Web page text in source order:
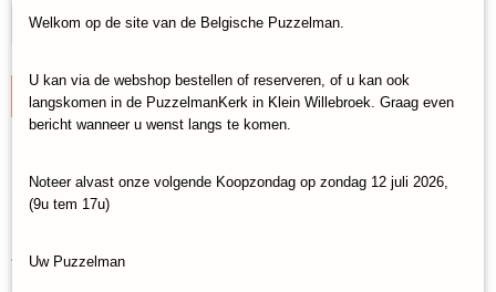
IN WINKELWAGEN
Productcode
EAN code
Omschrijving
Assembly Size: 155x62x165 mm
Welkom op de site van de Belgische Puzzelman.
U kan via de webshop bestellen of reserveren, of u kan ook
langskomen in de PuzzelmanKerk in Klein Willebroek. Graag even
bericht wanneer u wenst langs te komen.
Noteer alvast onze volgende Koopzondag op zondag 12 juli 2026,
(9u tem 17u)
Uw Puzzelman